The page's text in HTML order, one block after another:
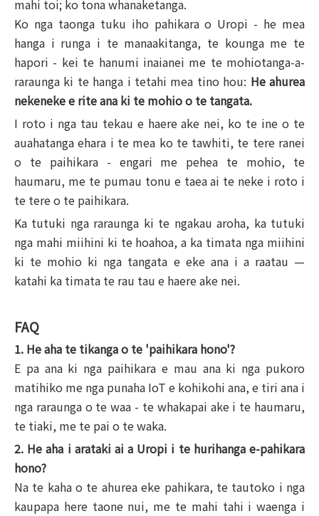
mahi toi; ko tona whanaketanga.
Ko nga taonga tuku iho pahikara o Uropi - he mea
hanga i runga i te manaakitanga, te kounga me te
hapori - kei te hanumi inaianei me te mohiotanga-a-
raraunga ki te hanga i tetahi mea tino hou: He ahurea
nekeneke e rite ana ki te mohio o te tangata.
I roto i nga tau tekau e haere ake nei, ko te ine o te
auahatanga ehara i te mea ko te tawhiti, te tere ranei
o te paihikara - engari me pehea te mohio, te
haumaru, me te pumau tonu e taea ai te neke i roto i
te tere o te paihikara.
Ka tutuki nga raraunga ki te ngakau aroha, ka tutuki
nga mahi miihini ki te hoahoa, a ka timata nga miihini
ki te mohio ki nga tangata e eke ana i a raatau —
katahi ka timata te rau tau e haere ake nei.
FAQ
1. He aha te tikanga o te 'paihikara hono'?
E pa ana ki nga paihikara e mau ana ki nga pukoro
matihiko me nga punaha IoT e kohikohi ana, e tiri ana i
nga raraunga o te waa - te whakapai ake i te haumaru,
te tiaki, me te pai o te waka.
2. He aha i arataki ai a Uropi i te hurihanga e-pahikara
hono?
Na te kaha o te ahurea eke pahikara, te tautoko i nga
kaupapa here taone nui, me te mahi tahi i waenga i